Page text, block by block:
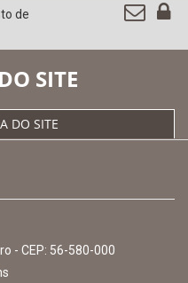
de
SITE
DO SITE
- CEP: 56-580-000